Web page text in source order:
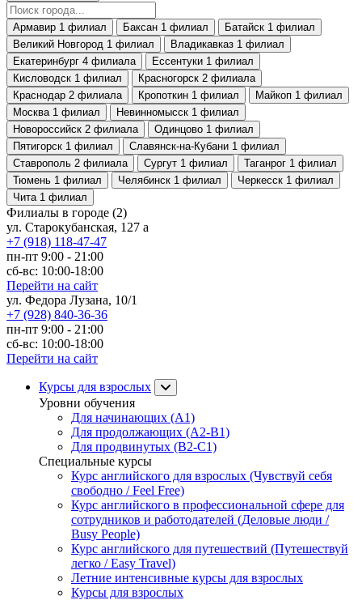
Армавир 1 филиал Баксан 1 филиал Батайск 1 филиал
Великий Новгород 1 филиал Владикавказ 1 филиал
Екатеринбург 4 филиала Ессентуки 1 филиал
Кисловодск 1 филиал Красногорск 2 филиала
Краснодар 2 филиала Кропоткин 1 филиал Майкоп 1 филиал
Москва 1 филиал Невинномысск 1 филиал
Новороссийск 2 филиала Одинцово 1 филиал
Пятигорск 1 филиал Славянск-на-Кубани 1 филиал
Ставрополь 2 филиала Сургут 1 филиал Таганрог 1 филиал
Тюмень 1 филиал Челябинск 1 филиал Черкесск 1 филиал
Чита 1 филиал
Филиалы в городе (2)
ул. Старокубанская, 127 а
+7 (918) 118-47-47
пн-пт 9:00 - 21:00
сб-вс: 10:00-18:00
Перейти на сайт
ул. Федора Лузана, 10/1
+7 (928) 840-36-36
пн-пт 9:00 - 21:00
сб-вс: 10:00-18:00
Перейти на сайт
Курсы для взрослых
Уровни обучения
Для начинающих (A1)
Для продолжающих (A2-B1)
Для продвинутых (B2-C1)
Специальные курсы
Курс английского для взрослых (Чувствуй себя
свободно / Feel Free)
Курс английского в профессиональной сфере для
сотрудников и работодателей (Деловые люди /
Busy People)
Курс английского для путешествий (Путешествуй
легко / Easy Travel)
Летние интенсивные курсы для взрослых
Курсы для взрослых